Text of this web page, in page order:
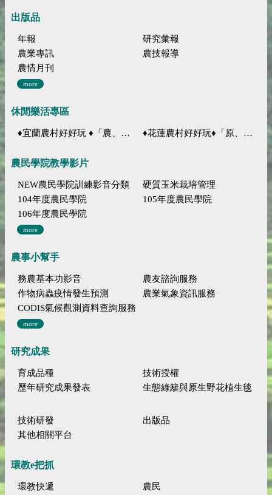
出版品
年報
研究彙報
農業專訊
農技報導
農情月刊
more
休閒樂活專區
♦宜蘭農村好好玩 ♦「農、藝、山、水」四條遊程推薦 ♦花蓮農村好好玩♦「原、生、慢、活」四條遊程推薦
農民學院教學影片
NEW農民學院訓練影音分類
硬質玉米栽培管理
104年度農民學院
105年度農民學院
106年度農民學院
more
農事小幫手
務農基本功影音
農友諮詢服務
作物病蟲疫情發生預測
農業氣象資訊服務
CODIS氣候觀測資料查詢服務
more
研究成果
育成品種
技術授權
歷年研究成果發表
生態綠籬與原生野花植生毯
技術研發
出版品
其他相關平台
環教e把抓
環教快遞 農民